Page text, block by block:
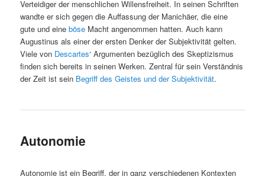
Verteidiger der menschlichen Willensfreiheit. In seinen Schriften
wandte er sich gegen die Auffassung der Manichäer, die eine
gute und eineböse Macht angenommen hatten. Auch kann
Augustinus als einer der ersten Denker der Subjektivität gelten.
Viele von Descartes‘ Argumenten bezüglich des Skeptizismus
finden sich bereits in seinen Werken. Zentral für sein Verständnis
der Zeit ist sein Begriff des Geistes und der Subjektivität.
Autonomie
Autonomie ist ein Begriff, der in ganz verschiedenen Kontexten